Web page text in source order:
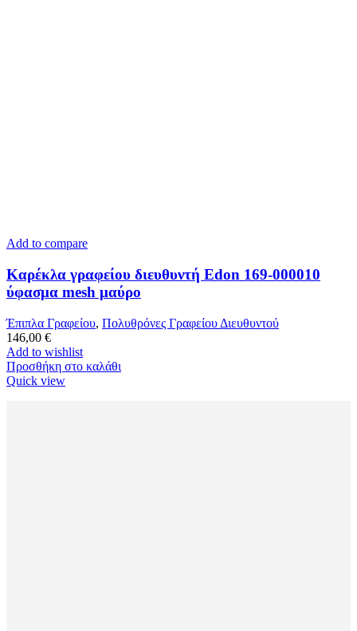
Add to compare
Καρέκλα γραφείου διευθυντή Edon 169-000010
ύφασμα mesh μαύρο
Έπιπλα Γραφείου, Πολυθρόνες Γραφείου Διευθυντού
146,00 €
Add to wishlist
Προσθήκη στο καλάθι
Quick view